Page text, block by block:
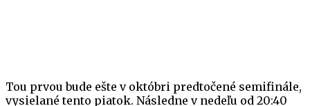
Tou prvou bude ešte v októbri predtočené semifinále,
vysielané tento piatok. Následne v nedeľu od 20:40